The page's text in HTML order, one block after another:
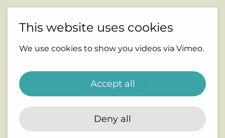
This website uses cookies
We use cookies to show you videos via Vimeo.
Accept all
Deny all
Imprint
Herausgeber im Sinne des
Telemediengesetzes §5: